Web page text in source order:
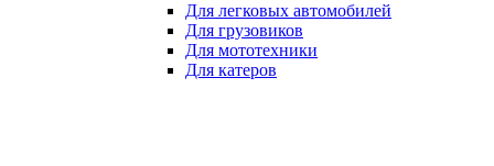
Для легковых автомобилей
Для грузовиков
Для мототехники
Для катеров